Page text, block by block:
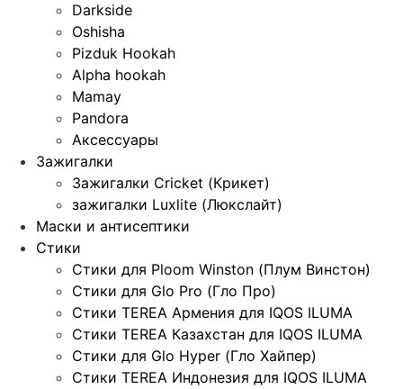
Darkside
Oshisha
Pizduk Hookah
Alpha hookah
Mamay
Pandora
Аксессуары
Зажигалки
Зажигалки Cricket (Крикет)
зажигалки Luxlite (Люкслайт)
Маски и антисептики
Стики
Стики для Ploom Winston (Плум Винстон)
Стики для Glo Pro (Гло Про)
Стики TEREA Армения для IQOS ILUMA
Стики TEREA Казахстан для IQOS ILUMA
Стики для Glo Hyper (Гло Хайпер)
Стики TEREA Индонезия для IQOS ILUMA